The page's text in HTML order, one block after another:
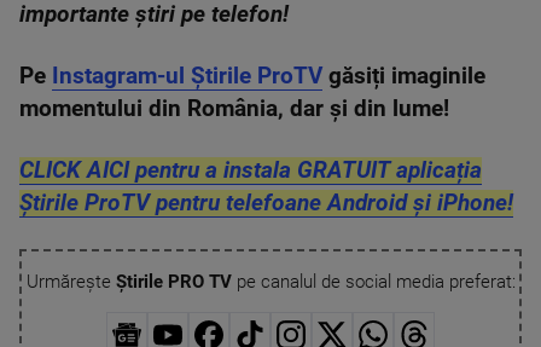
importante știri pe telefon!
Pe Instagram-ul Știrile ProTV găsiți imaginile
momentului din România, dar și din lume!
CLICK AICI pentru a instala GRATUIT aplicația
Știrile ProTV pentru telefoane Android și iPhone!
Urmărește Știrile PRO TVpe canalul de social media preferat: